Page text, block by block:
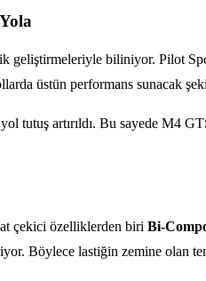
geliştirmeleriyle biliniyor. Pilot
üstün performans sunacak
tutuş artırıldı. Bu sayede M4
çekici özelliklerden biri Bi-
Böylece lastiğin zemine olan